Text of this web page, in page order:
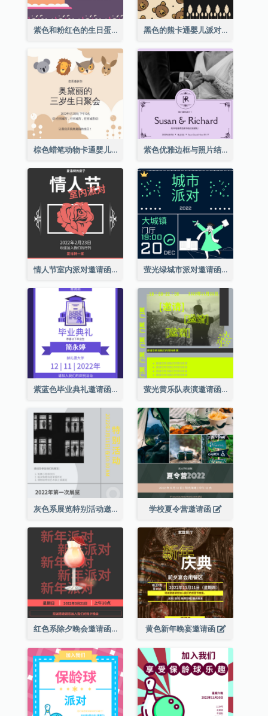
紫色和粉红色的生日蛋糕插图聚会请柬 黑色的熊卡通婴儿派对请柬
棕色蜡笔动物卡通婴儿生日邀请 紫色优雅边框与照片结婚请柬
情人节室内派对邀请函 萤光绿城市派对邀请函
紫蓝色毕业典礼邀请函 萤光黄乐队表演邀请函
灰色系展览特别活动邀请函 学校夏令营邀请函
红色系除夕晚会邀请函 黄色新年晚宴邀请函